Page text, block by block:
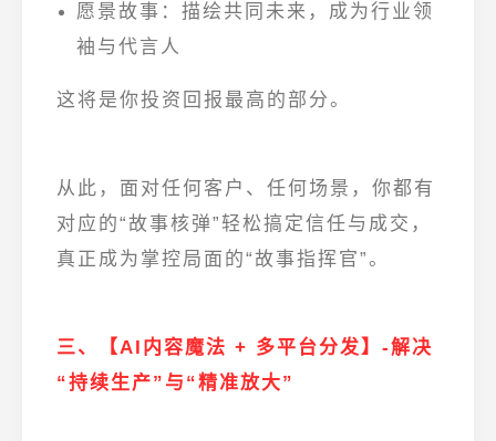
愿景故事 ：描绘共同未来，成为行业领
袖与代言人
这将是你投资回报最高的部分。
从此，面对任何客户、任何场景，你都有
对应的“故事核弹”轻松搞定信任与成交，
真正成为掌控局面的“故事指挥官”。
三、【AI内容魔法 + 多平台分发】-解决
“持续生产”与“精准放大”